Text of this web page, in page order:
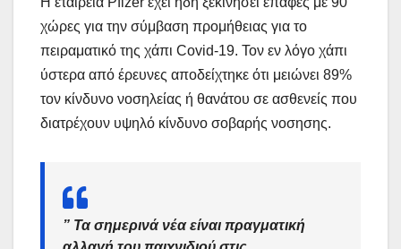
χώρες για την σύμβαση προμήθειας για το
πειραματικό της χάπι Covid-19. Τον εν λόγο χάπι
ύστερα από έρευνες αποδείχτηκε ότι μειώνει 89%
τον κίνδυνο νοσηλείας ή θανάτου σε ασθενείς που
διατρέχουν υψηλό κίνδυνο σοβαρής νοσησης.
” Τα σημερινά νέα είναι πραγματική